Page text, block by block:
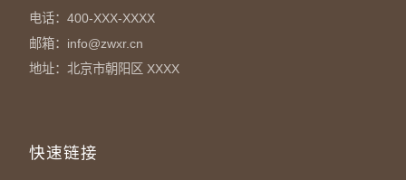
电话：400-XXX-XXXX
邮箱：info@zwxr.cn
地址：北京市朝阳区 XXXX
快速链接